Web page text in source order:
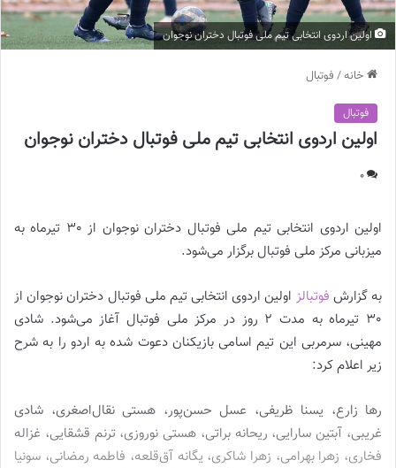
اولین اردوی انتخابی تیم ملی فوتبال دختران نوجوان
خانه/ فوتبال
فوتبال
اولین اردوی انتخابی تیم ملی فوتبال دختران نوجوان
0
اولین اردوی انتخابی تیم ملی فوتبال دختران نوجوان از 30 تیرماه به
میزبانی مرکز ملی فوتبال برگزار می‌شود.
به گزارش فوتبالز اولین اردوی انتخابی تیم ملی فوتبال دختران نوجوان از
30 تیرماه به مدت 2 روز در مرکز ملی فوتبال آغاز می‌شود. شادی
مهینی، سرمربی این تیم اسامی بازیکنان دعوت شده به اردو را به شرح
زیر اعلام کرد:
رها زارع، یسنا ظریفی، عسل حسن‌پور، هستی نقال‌اصغری، شادی
غریبی، آبتین سارایی، ریحانه براتی، هستی نوروزی، ترنم قشقایی، غزاله
فخاری، زهرا بهرامی، زهرا شاکری، یگانه آق‌قلعه، فاطمه رمضانی، سونیا